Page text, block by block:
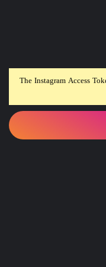
The Instagram Access